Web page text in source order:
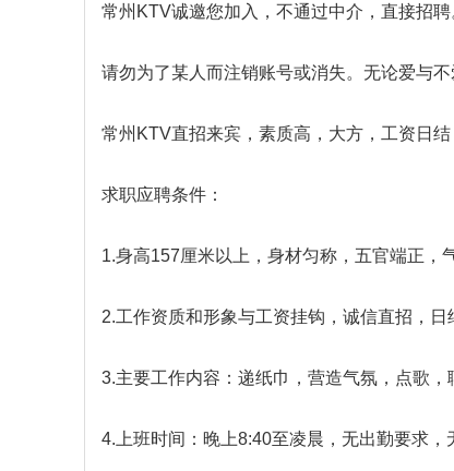
常州KTV诚邀您加入，不通过中介，直接招聘
请勿为了某人而注销账号或消失。无论爱与
常州KTV直招来宾，素质高，大方，工资日结
求职应聘条件：
1.身高157厘米以上，身材匀称，五官端正，
2.工作资质和形象与工资挂钩，诚信直招，日
3.主要工作内容：递纸巾，营造气氛，点歌
4.上班时间：晚上8:40至凌晨，无出勤要求，